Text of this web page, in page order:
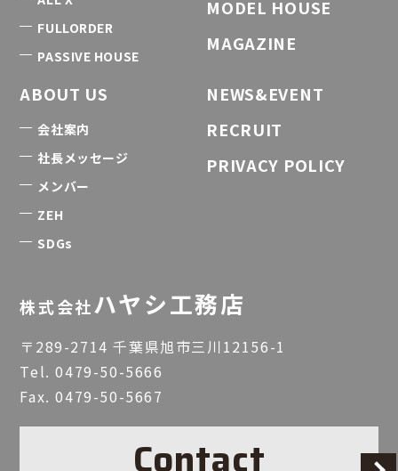
FULLORDER
PASSIVE HOUSE
MODEL HOUSE
MAGAZINE
ABOUT US
会社案内
社長メッセージ
メンバー
ZEH
SDGs
NEWS&EVENT
RECRUIT
PRIVACY POLICY
株式会社ハヤシ工務店
〒289-2714 千葉県旭市三川12156-1
Tel.0479-50-5666
Fax. 0479-50-5667